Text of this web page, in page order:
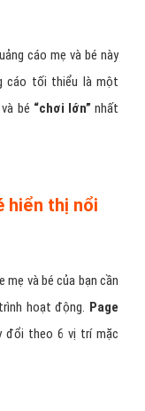
cáo mẹ và bé này
cáo tối thiểu là một
bé “chơi lớn” nhất
hiển thị nổi
mẹ và bé của bạn cần
hoạt động. Page
đổi theo 6 vị trí mặc